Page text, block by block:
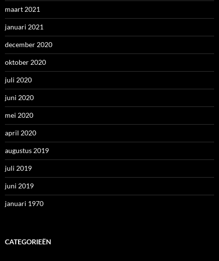
maart 2021
januari 2021
december 2020
oktober 2020
juli 2020
juni 2020
mei 2020
april 2020
augustus 2019
juli 2019
juni 2019
januari 1970
CATEGORIEËN